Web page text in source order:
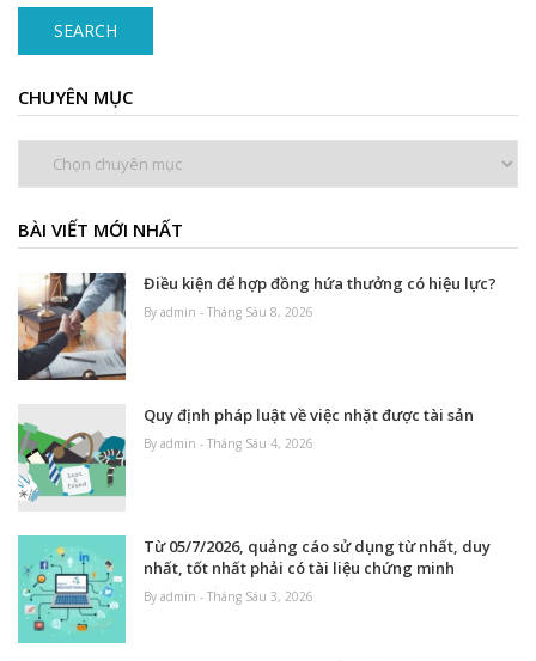
SEARCH
CHUYÊN MỤC
BÀI VIẾT MỚI NHẤT
Điều kiện để hợp đồng hứa thưởng có hiệu lực?
By admin - Tháng Sáu 8, 2026
Quy định pháp luật về việc nhặt được tài sản
By admin - Tháng Sáu 4, 2026
Từ 05/7/2026, quảng cáo sử dụng từ nhất, duy
nhất, tốt nhất phải có tài liệu chứng minh
By admin - Tháng Sáu 3, 2026